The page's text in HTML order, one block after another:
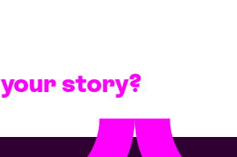
your story?